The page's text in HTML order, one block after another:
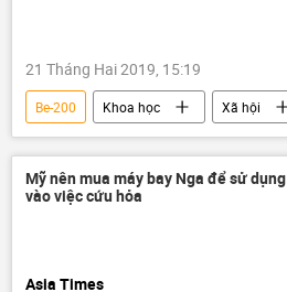
21 Tháng Hai 2019, 15:19
Be-200 Khoa học
Xã hội
Liên bang Nga
Ấn Độ
Mỹ nên mua máy bay Nga để sử dụng
vào việc cứu hỏa
Asia Times